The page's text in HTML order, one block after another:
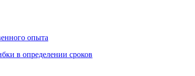
опыта
в определении сроков